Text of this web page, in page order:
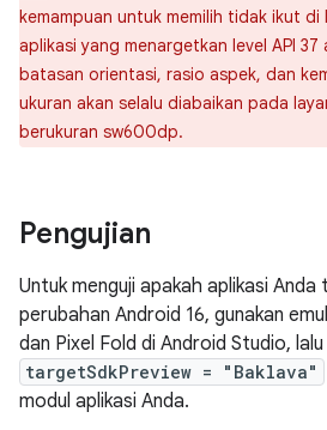
kemampuan untuk memilih tidak ikut di
aplikasi yang menargetkan level API
batasan orientasi, rasio aspek, dan
ukuran akan selalu diabaikan pada
berukuran sw600dp.
Pengujian
Untuk menguji apakah aplikasi
perubahan Android 16, gunakan
dan Pixel Fold di Android Studio,
targetSdkPreview = "Baklava"
modul aplikasi Anda.